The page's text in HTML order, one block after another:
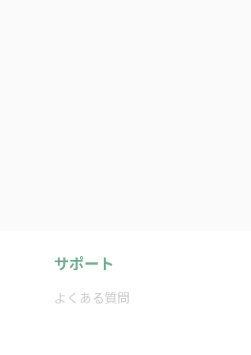
サポート
よくある質問